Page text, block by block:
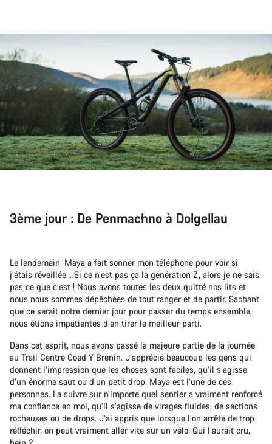
3ème jour : De Penmachno à Dolgellau
Le lendemain, Maya a fait sonner mon téléphone pour voir si
j’étais réveillée... Si ce n’est pas ça la génération Z, alors je ne sais
pas ce que c’est ! Nous avons toutes les deux quitté nos lits et
nous nous sommes dépêchées de tout ranger et de partir. Sachant
que ce serait notre dernier jour pour passer du temps ensemble,
nous étions impatientes d’en tirer le meilleur parti.
Dans cet esprit, nous avons passé la majeure partie de la journée
au Trail Centre Coed Y Brenin. J’apprécie beaucoup les gens qui
donnent l’impression que les choses sont faciles, qu’il s’agisse
d’un énorme saut ou d’un petit drop. Maya est l’une de ces
personnes. La suivre sur n’importe quel sentier a vraiment renforcé
ma confiance en moi, qu’il s’agisse de virages fluides, de sections
rocheuses ou de drops. J’ai appris que lorsque l’on arrête de trop
réfléchir, on peut vraiment aller vite sur un vélo. Qui l’aurait cru,